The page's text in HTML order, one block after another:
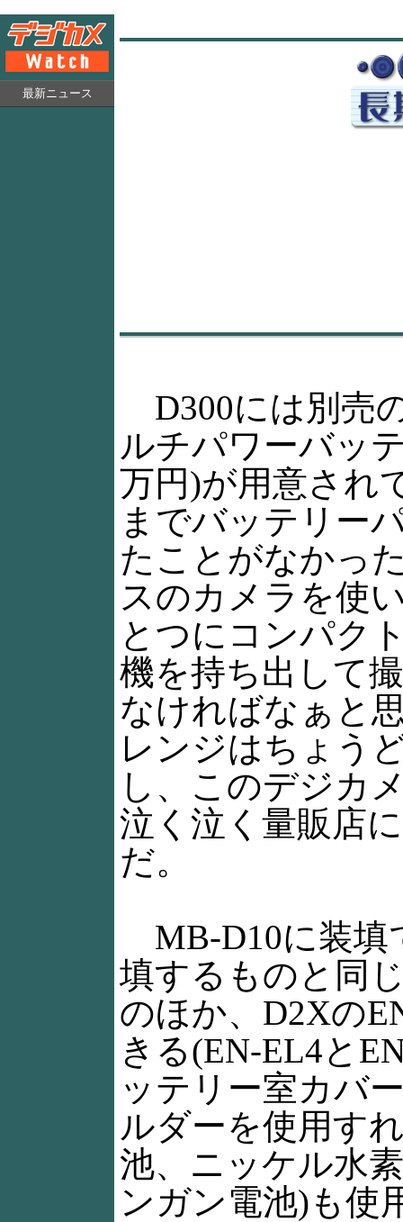
最新ニュース
D300には別売
ルチパワーバッ
万円)が用意され
までバッテリー
たことがなかっ
スのカメラを使
とつにコンパク
機を持ち出して
なければなぁと
レンジはちょう
し、このデジカ
泣く泣く量販店
だ。
MB-D10に装填
填するものと同
のほか、D2Xの
きる(EN-EL4と
ッテリー室カバ
ルダーを使用す
池、ニッケル水
ンガン電池)も使